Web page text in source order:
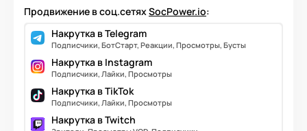
Продвижение в соц.сетяхSocPower.io:
Накрутка в Telegram
Подписчики, БотСтарт, Реакции, Просмотры, Бусты
Накрутка в Instagram
Подписчики, Лайки, Просмотры
Накрутка в TikTok
Подписчики, Лайки, Просмотры
Накрутка в Twitch